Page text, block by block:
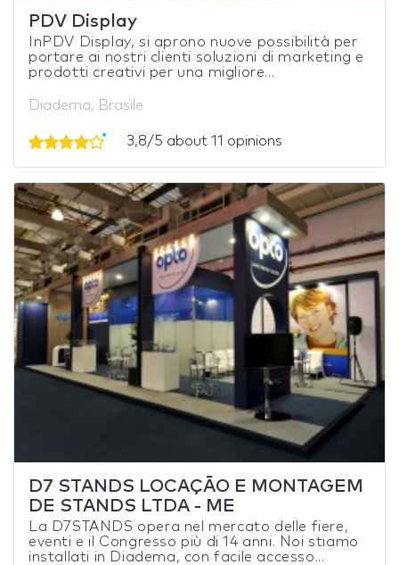
PDV Display
InPDV Display, si aprono nuove possibilità per
portare ai nostri clienti soluzioni di marketing e
prodotti creativi per una migliore...
Diadema, Brasile
3,8/5 about 11 opinions
D7 STANDS LOCAÇÃO E MONTAGEM
DE STANDS LTDA - ME
La D7STANDS opera nel mercato delle fiere,
eventi e il Congresso più di 14 anni. Noi stiamo
installati in Diadema, con facile accesso...